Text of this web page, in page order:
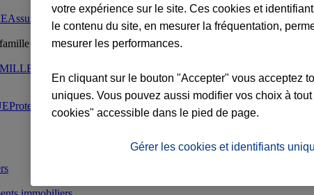
Assurance chien Assurance chat
Conseils animal de compagnie
Protection juridique particuliers Protection juridique immobilière
votre expérience sur le site. Ces cookies et
le contenu du site, en mesurer la fréquentation,
mesurer les performances.
En cliquant sur le bouton "Accepter" vous acceptez
uniques. Vous pouvez aussi modifier vos choix à
cookies" accessible dans le pied de page.
Gérer les cookies et identifiants